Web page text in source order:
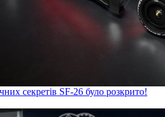
секретів SF-26 було розкрито!